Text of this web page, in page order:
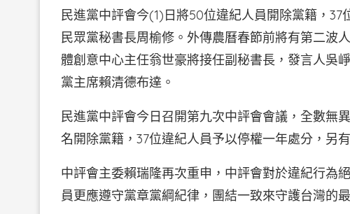
民進黨中評會今(1)日將50位違紀人員開除黨籍，
民眾黨秘書長周榆修。外傳農曆春節前將有第二波
體創意中心主任翁世豪將接任副秘書長，發言人吳
黨主席賴清德布達。
民進黨中評會今日召開第九次中評會會議，全數無
名開除黨籍，37位違紀人員予以停權一年處分，另
中評會主委賴瑞隆再次重申，中評會對於違紀行為
員更應遵守黨章黨綱紀律，團結一致來守護台灣的